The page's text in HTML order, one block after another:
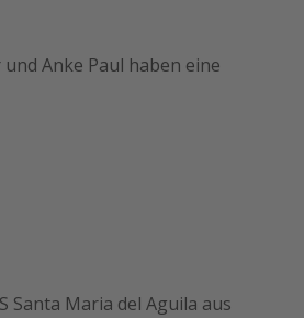
Anke Paul haben eine
Santa Maria del Aguila aus